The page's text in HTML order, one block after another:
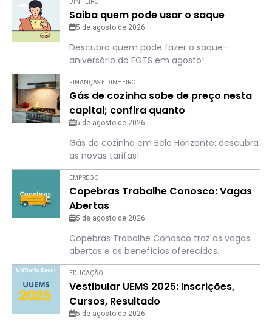
DINHEIRO
Saiba quem pode usar o saque
5 de agosto de 2026
Descubra quem pode fazer o saque-
aniversário do FGTS em agosto!
FINANÇAS E DINHEIRO
Gás de cozinha sobe de preço nesta
capital; confira quanto
5 de agosto de 2026
Gás de cozinha em Belo Horizonte: descubra
as novas tarifas!
EMPREGO
Copebras Trabalhe Conosco: Vagas
Abertas
5 de agosto de 2026
Copebras Trabalhe Conosco traz as vagas
abertas e os benefícios oferecidos.
EDUCAÇÃO
Vestibular UEMS 2025: Inscrições,
Cursos, Resultado
5 de agosto de 2026